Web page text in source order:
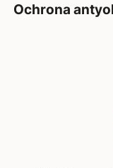
Ochrona